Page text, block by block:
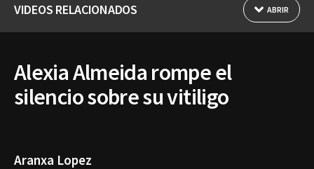
VIDEOS RELACIONADOS ABRIR
Alexia Almeida rompe el
silencio sobre su vitiligo
Aranxa Lopez